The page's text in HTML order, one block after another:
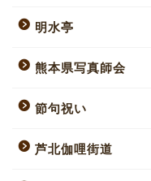
明水亭
熊本県写真師会
節句祝い
芦北伽哩街道